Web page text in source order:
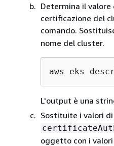
Determina il valore
certificazione del
comando.
nome del cluster.
aws eks
L'output è una
Sostituite i valori di
oggetto con i